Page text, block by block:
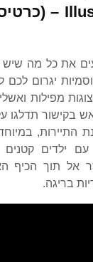
–
את כל מה שיש
יגרום
מפילות
בקישור תדלגו
התיירות,
ילדים קטנים
אל תוך הכיף
בריגה.